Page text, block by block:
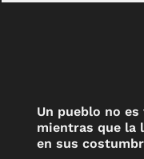
Un pueblo no
mientras que la
en sus